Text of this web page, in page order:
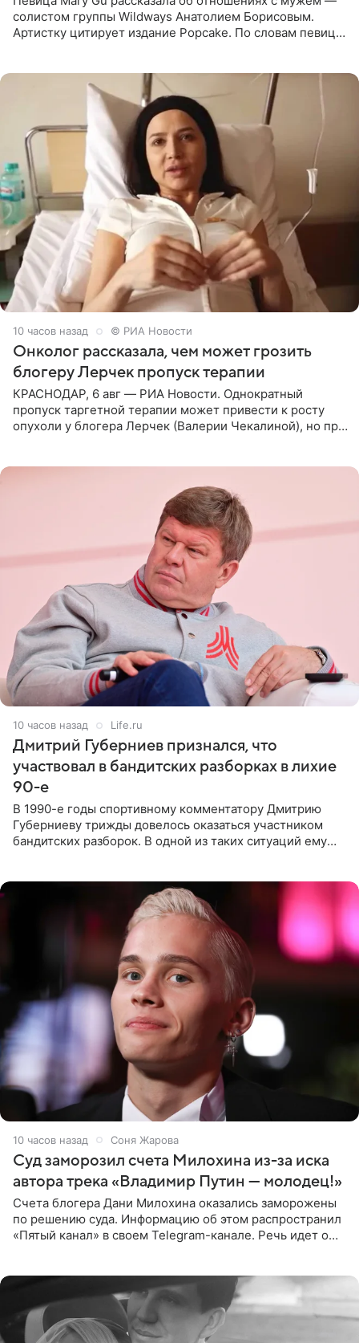
солистом группы Wildways Анатолием Борисовым.
Артистку цитирует издание Popcake. По словам певицы,
10 часов назад © РИА Новости
Онколог рассказала, чем может грозить
блогеру Лерчек пропуск терапии
КРАСНОДАР, 6 авг — РИА Новости. Однократный
пропуск таргетной терапии может привести к росту
опухоли у блогера Лерчек (Валерии Чекалиной), но при
10 часов назад Life.ru
Дмитрий Губерниев признался, что
участвовал в бандитских разборках в лихие
90-е
В 1990-е годы спортивному комментатору Дмитрию
Губерниеву трижды довелось оказаться участником
бандитских разборок. В одной из таких ситуаций ему
10 часов назад Соня Жарова
Суд заморозил счета Милохина из-за иска
автора трека «Владимир Путин — молодец!»
Счета блогера Дани Милохина оказались заморожены
по решению суда. Информацию об этом распространил
«Пятый канал» в своем Telegram-канале. Речь идет о